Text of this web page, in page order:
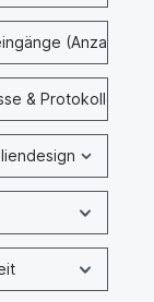
(Anzahl &
& Protokolle